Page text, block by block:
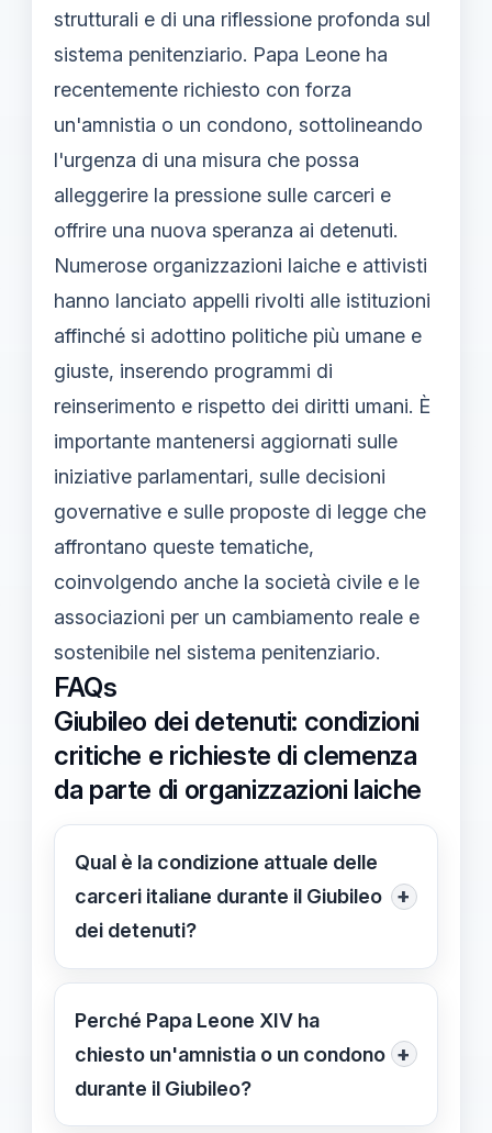
strutturali e di una riflessione profonda sul
sistema penitenziario. Papa Leone ha
recentemente richiesto con forza
un'amnistia o un condono, sottolineando
l'urgenza di una misura che possa
alleggerire la pressione sulle carceri e
offrire una nuova speranza ai detenuti.
Numerose organizzazioni laiche e attivisti
hanno lanciato appelli rivolti alle istituzioni
affinché si adottino politiche più umane e
giuste, inserendo programmi di
reinserimento e rispetto dei diritti umani. È
importante mantenersi aggiornati sulle
iniziative parlamentari, sulle decisioni
governative e sulle proposte di legge che
affrontano queste tematiche,
coinvolgendo anche la società civile e le
associazioni per un cambiamento reale e
sostenibile nel sistema penitenziario.
FAQs
Giubileo dei detenuti: condizioni
critiche e richieste di clemenza
da parte di organizzazioni laiche
Qual è la condizione attuale delle
carceri italiane durante il Giubileo
dei detenuti?
+
Le carceri italiane sono caratterizzate
da sovraffollamento, mancanza di
rispetto dei diritti e condizioni di vita
difficili per i detenuti, con spazi
Perché Papa Leone XIV ha
chiesto un'amnistia o un condono
durante il Giubileo?
+